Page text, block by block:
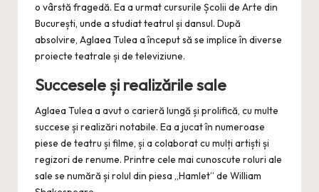
o vârstă fragedă. Ea a urmat cursurile Școlii de Arte din
București, unde a studiat teatrul și dansul. După
absolvire, Aglaea Tulea a început să se implice în diverse
proiecte teatrale și de televiziune.
Succesele și realizările sale
Aglaea Tulea a avut o carieră lungă și prolifică, cu multe
succese și realizări notabile. Ea a jucat în numeroase
piese de teatru și filme, și a colaborat cu mulți artiști și
regizori de renume. Printre cele mai cunoscute roluri ale
sale se numără și rolul din piesa „Hamlet” de William